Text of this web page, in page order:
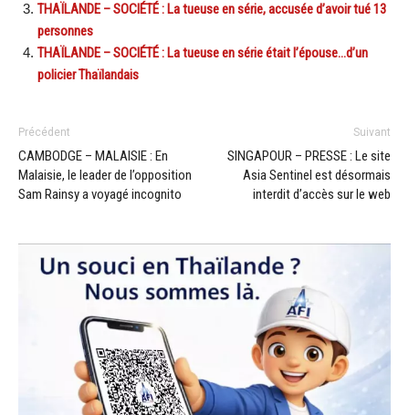
THAÏLANDE – SOCIÉTÉ : La tueuse en série, accusée d’avoir tué 13
personnes
THAÏLANDE – SOCIÉTÉ : La tueuse en série était l’épouse…d’un
policier Thaïlandais
Précédent
CAMBODGE – MALAISIE : En
Malaisie, le leader de l’opposition
Sam Rainsy a voyagé incognito
Suivant
SINGAPOUR – PRESSE : Le site
Asia Sentinel est désormais
interdit d’accès sur le web